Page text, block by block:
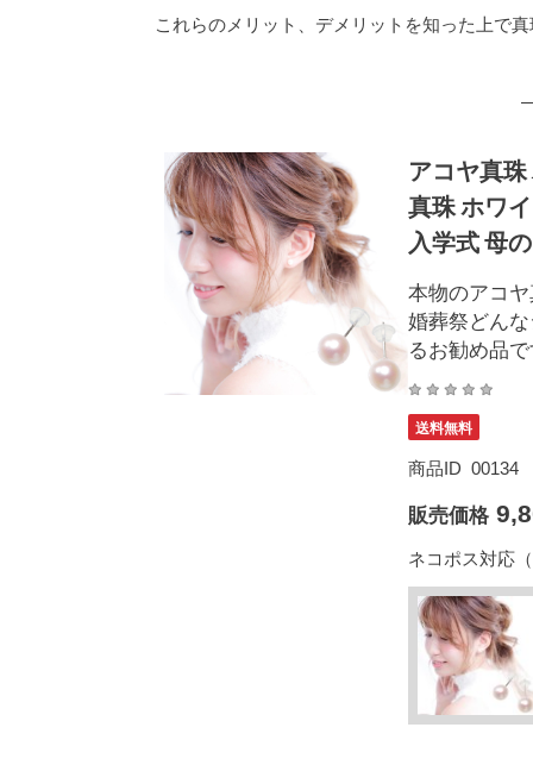
これらのメリット、デメリットを知った上で
アコヤ真
真珠 ホワ
入学式 母
本物のアコ
婚葬祭どん
るお勧め品
送料無料
商品ID 00134
販売価格
ネコポス対応